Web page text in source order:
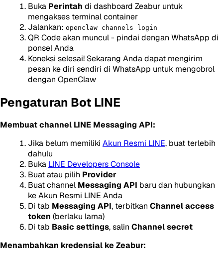
Buka Perintah di dashboard Zeabur untuk
mengakses terminal container
Jalankan: openclaw channels login
QR Code akan muncul - pindai dengan WhatsApp di
ponsel Anda
Koneksi selesai! Sekarang Anda dapat mengirim
pesan ke diri sendiri di WhatsApp untuk mengobrol
dengan OpenClaw
Pengaturan Bot LINE
Membuat channel LINE Messaging API:
Jika belum memiliki Akun Resmi LINE, buat terlebih
dahulu
Buka LINE Developers Console
Buat atau pilih Provider
Buat channel Messaging API baru dan hubungkan
ke Akun Resmi LINE Anda
Di tab Messaging API, terbitkan Channel access
token (berlaku lama)
Di tab Basic settings, salin Channel secret
Menambahkan kredensial ke Zeabur: